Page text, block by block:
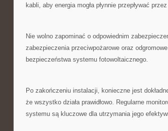
kabli, aby⁢ energia mogła płynnie ⁤przepływać
Nie ⁤wolno zapominać o odpowiednim
zabezpieczenia przeciwpożarowe oraz
bezpieczeństwa ‍systemu‌ fotowoltaicznego.
Po zakończeniu instalacji, konieczne jest
⁣że wszystko‍ działa prawidłowo. Regularne
systemu​ są kluczowe dla utrzymania jego